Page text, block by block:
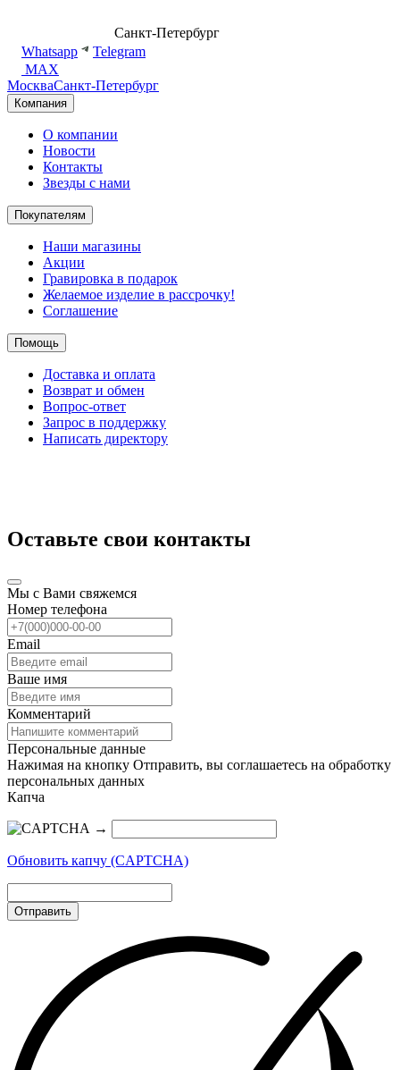
Санкт-Петербург
Whatsapp
Telegram
MAX
МоскваСанкт-Петербург
Компания
О компании
Новости
Контакты
Звезды с нами
Покупателям
Наши магазины
Акции
Гравировка в подарок
Желаемое изделие в рассрочку!
Соглашение
Помощь
Доставка и оплата
Возврат и обмен
Вопрос-ответ
Запрос в поддержку
Написать директору
Оставьте свои контакты
Мы с Вами свяжемся
Номер телефона
Email
Ваше имя
Комментарий
Персональные данные
Нажимая на кнопку Отправить, вы соглашаетесь на обработку
персональных данных
Капча
→
Обновить капчу (CAPTCHA)
Отправить